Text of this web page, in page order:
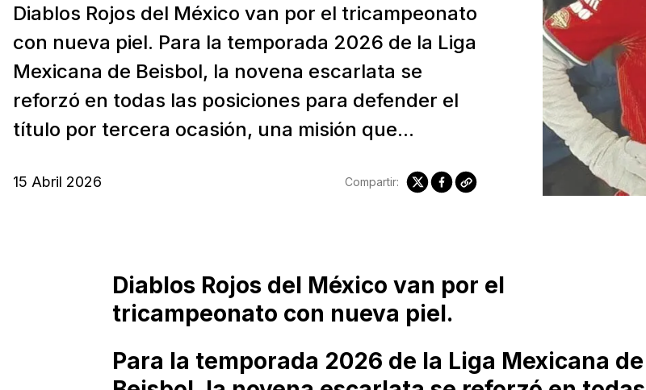
Diablos Rojos del México van por el tricampeonato
con nueva piel. Para la temporada 2026 de la Liga
Mexicana de Beisbol, la novena escarlata se
reforzó en todas las posiciones para defender el
título por tercera ocasión, una misión que...
15 Abril 2026 Compartir:
Diablos Rojos del México van por el
tricampeonato con nueva piel.
Para la temporada 2026 de la Liga Mexicana de